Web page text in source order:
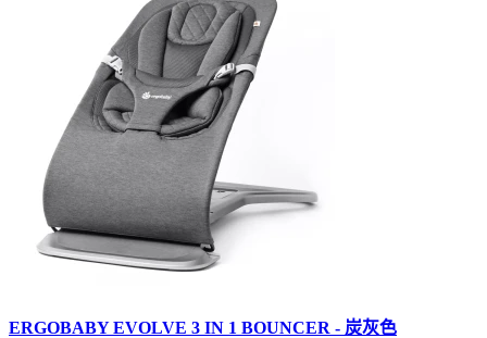
ERGOBABY EVOLVE 3 IN 1 BOUNCER - 炭灰色